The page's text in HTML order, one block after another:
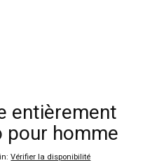
entièrement
pour homme
:Vérifier la disponibilité